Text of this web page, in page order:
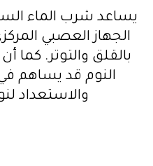
يساعد شرب الماء
الجهاز العصبي
بالقلق والتوتر. كما
النوم قد يساهم
والاستعداد